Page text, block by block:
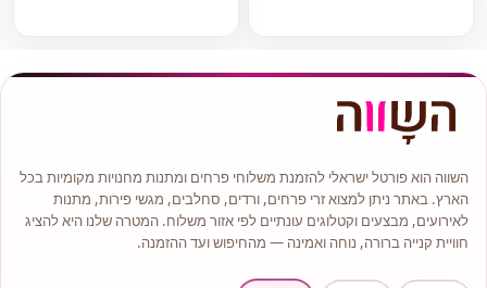
יופי טבעי לכל חלל.
סידורי פרחים מרשימים המותאמים
אישית ומלאים בסטייל.
השווה הוא פורטל ישראלי להזמנת משלוחי פרחים ומתנות מחנויות מקומיות בכל
הארץ. באתר ניתן למצוא זרי פרחים, ורדים, סחלבים, מגשי פירות, מתנות
לאירועים, מבצעים וקטלוגים עונתיים לפי אזור משלוח. המטרה שלנו היא להציג
חוויית קנייה ברורה, נוחה ואמינה — מהחיפוש ועד ההזמנה.